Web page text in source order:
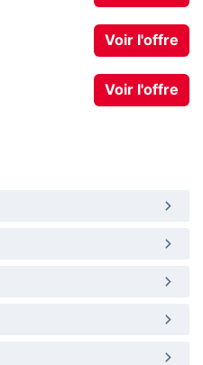
Voir l'offre
Voir l'offre